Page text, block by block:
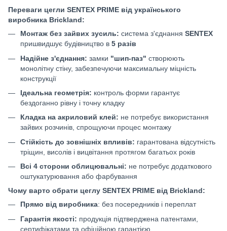
Переваги цегли SENTEX PRIME від українського
виробника Brickland:
Монтаж без зайвих зусиль: система з'єднання SENTEX
пришвидшує будівництво в 5 разів
Надійне з'єднання: замки "шип-паз" створюють
монолітну стіну, забезпечуючи максимальну міцність
конструкції
Ідеальна геометрія: контроль форми гарантує
бездоганно рівну і точну кладку
Кладка на акриловий клей: не потребує використання
зайвих розчинів, спрощуючи процес монтажу
Стійкість до зовнішніх впливів: гарантована відсутність
тріщин, висолів і вицвітання протягом багатьох років
Всі 4 сторони облицювальні: не потребує додаткового
оштукатурювання або фарбування
Чому варто обрати цеглу SENTEX PRIME від Brickland:
Прямо від виробника: без посередників і переплат
Гарантія якості: продукція підтверджена патентами,
сертифікатами та офіційною гарантією